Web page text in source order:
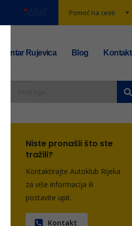
Pomoć na cesti
centar Rujevica Blog Kontakt
Niste pronašli što ste
tražili?
Kontaktirajte Autoklub Rijeka
za više informacija ili
postavite upit.
Kontakt